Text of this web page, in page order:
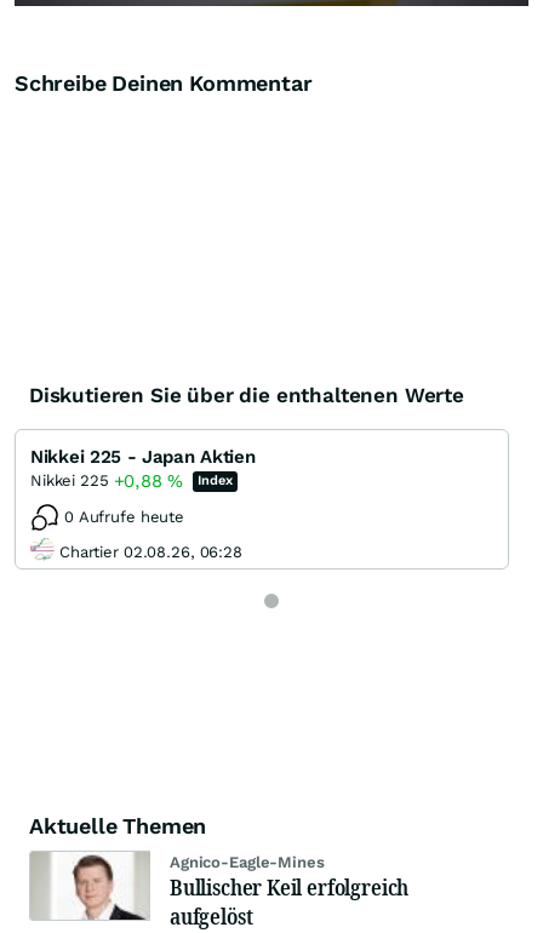
Schreibe Deinen Kommentar
Diskutieren Sie über die enthaltenen Werte
Nikkei 225 - Japan Aktien
Nikkei 225 +0,88 % Index
0 Aufrufe heute
Chartier 02.08.26, 06:28
Aktuelle Themen
Agnico-Eagle-Mines
Bullischer Keil erfolgreich
aufgelöst